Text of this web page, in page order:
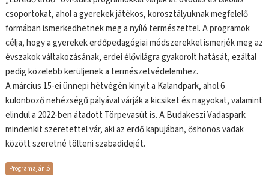
csoportokat, ahol a gyerekek játékos, korosztályuknak megfelelő
formában ismerkedhetnek meg a nyíló természettel. A programok
célja, hogy a gyerekek erdőpedagógiai módszerekkel ismerjék meg az
évszakok váltakozásának, erdei élővilágra gyakorolt hatását, ezáltal
pedig közelebb kerüljenek a természetvédelemhez.
A március 15-ei ünnepi hétvégén kinyit a Kalandpark, ahol 6
különböző nehézségű pályával várják a kicsiket és nagyokat, valamint
elindul a 2022-ben átadott Törpevasút is. A Budakeszi Vadaspark
mindenkit szeretettel vár, aki az erdő kapujában, őshonos vadak
között szeretné tölteni szabadidejét.
Programajánló